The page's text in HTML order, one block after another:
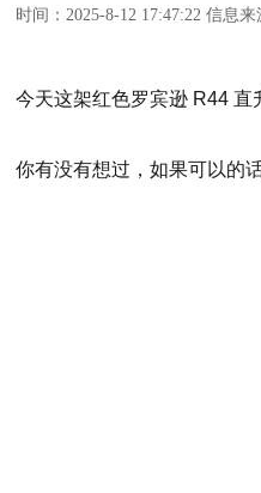
时间：2025-8-12 17:47:22 信息来
今天这架红色罗宾逊 R44 直
你有没有想过，如果可以的